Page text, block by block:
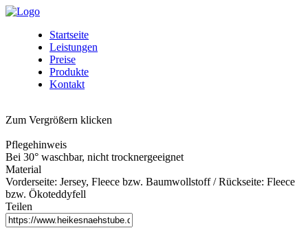
Startseite
Leistungen
Preise
Produkte
Kontakt
Zum Vergrößern klicken
Pflegehinweis
Bei 30° waschbar, nicht trocknergeeignet
Material
Vorderseite: Jersey, Fleece bzw. Baumwollstoff / Rückseite: Fleece
bzw. Ökoteddyfell
Teilen